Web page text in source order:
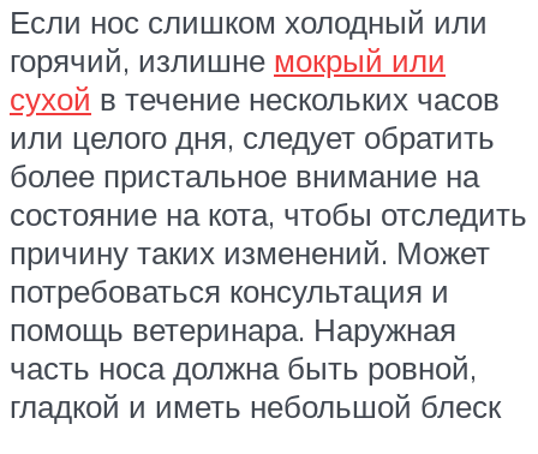
Если нос слишком холодный или
горячий, излишне мокрый или
сухой в течение нескольких часов
или целого дня, следует обратить
более пристальное внимание на
состояние на кота, чтобы отследить
причину таких изменений. Может
потребоваться консультация и
помощь ветеринара. Наружная
часть носа должна быть ровной,
гладкой и иметь небольшой блеск